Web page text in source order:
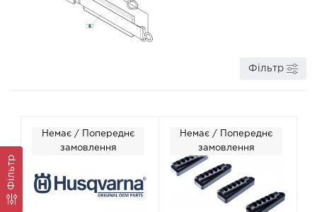
Фільтр
Фільтр
Немає / Попереднє
замовлення
Немає / Попереднє
замовлення